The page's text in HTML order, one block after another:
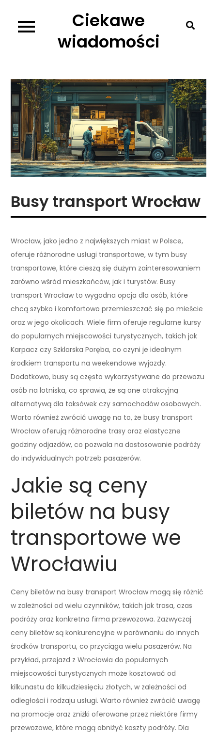
content
Ciekawe
wiadomości
Busy transport Wrocław
Wrocław, jako jedno z największych miast w Polsce,
oferuje różnorodne usługi transportowe, w tym busy
transportowe, które cieszą się dużym zainteresowaniem
zarówno wśród mieszkańców, jak i turystów. Busy
transport Wrocław to wygodna opcja dla osób, które
chcą szybko i komfortowo przemieszczać się po mieście
oraz w jego okolicach. Wiele firm oferuje regularne kursy
do popularnych miejscowości turystycznych, takich jak
Karpacz czy Szklarska Poręba, co czyni je idealnym
środkiem transportu na weekendowe wyjazdy.
Dodatkowo, busy są często wykorzystywane do przewozu
osób na lotniska, co sprawia, że są one atrakcyjną
alternatywą dla taksówek czy samochodów osobowych.
Warto również zwrócić uwagę na to, że busy transport
Wrocław oferują różnorodne trasy oraz elastyczne
godziny odjazdów, co pozwala na dostosowanie podróży
do indywidualnych potrzeb pasażerów.
Jakie są ceny
biletów na busy
transportowe we
Wrocławiu
Ceny biletów na busy transport Wrocław mogą się różnić
w zależności od wielu czynników, takich jak trasa, czas
podróży oraz konkretna firma przewozowa. Zazwyczaj
ceny biletów są konkurencyjne w porównaniu do innych
środków transportu, co przyciąga wielu pasażerów. Na
przykład, przejazd z Wrocławia do popularnych
miejscowości turystycznych może kosztować od
kilkunastu do kilkudziesięciu złotych, w zależności od
odległości i rodzaju usługi. Warto również zwrócić uwagę
na promocje oraz zniżki oferowane przez niektóre firmy
przewozowe, które mogą obniżyć koszty podróży. Dla